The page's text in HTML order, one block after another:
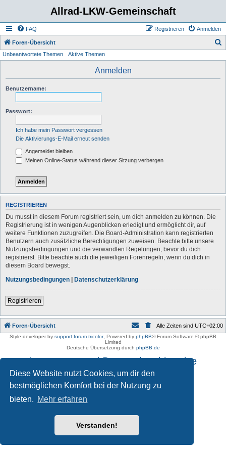
Diese Website nutzt Cookies, um dir den
bestmöglichen Komfort bei der Nutzung zu
bieten. Mehr erfahren
Verstanden!
Allrad-LKW-Gemeinschaft
FAQ Anmelden
Registrieren
Foren-Übersicht
Unbeantwortete Themen Aktive Themen
Anmelden
Benutzername:
Passwort:
Ich habe mein Passwort vergessen
Die Aktivierungs-E-Mail erneut senden
Angemeldet bleiben
Meinen Online-Status während dieser Sitzung verbergen
REGISTRIEREN
Du musst in diesem Forum registriert sein, um dich anmelden zu können. Die
Registrierung ist in wenigen Augenblicken erledigt und ermöglicht dir, auf
weitere Funktionen zuzugreifen. Die Board-Administration kann registrierten
Benutzern auch zusätzliche Berechtigungen zuweisen. Beachte bitte unsere
Nutzungsbedingungen und die verwandten Regelungen, bevor du dich
registrierst. Bitte beachte auch die jeweiligen Forenregeln, wenn du dich in
diesem Board bewegst.
Nutzungsbedingungen | Datenschutzerklärung
Registrieren
Foren-Übersicht Alle Zeiten sind UTC+02:00
Style developer by support forum tricolor, Powered by phpBB® Forum Software © phpBB
Limited
Deutsche Übersetzung durch phpBB.de
Impressum und Datenschutzhinweise